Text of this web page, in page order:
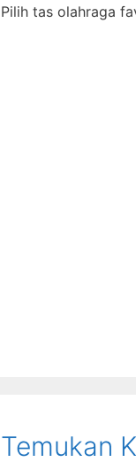
Pilih tas olahraga
Temukan